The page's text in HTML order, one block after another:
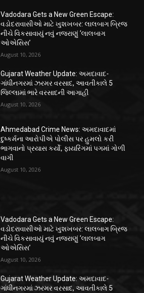
Vadodara Gets a New Green Escape:
વડોદરાવાસીઓ માટે ખુશખબર: લાલબાગ બ્રિજ
નીચે વિકસાવાયું નવું નજરાણું ‘લાલબાગ
ઓએસિસ’
August 10, 2026
Gujarat Weather Update: અમદાવાદ-
ગાંધીનગરમાં ઝરમર વરસાદ, આવતીકાલે 5
જિલ્લામાં ભારે વરસાદની આગાહી
August 10, 2026
Ahmedabad Crime News: અમદાવાદમાં
દુષ્કર્મના આરોપીએ પોલીસ પર હુમલો કરી
ભાગવાનો પ્રયાસ કર્યો, ફાયરિંગમાં પગમાં ગોળી
વાગી
August 10, 2026
Vadodara Gets a New Green Escape:
વડોદરાવાસીઓ માટે ખુશખબર: લાલબાગ બ્રિજ
નીચે વિકસાવાયું નવું નજરાણું ‘લાલબાગ
ઓએસિસ’
August 10, 2026
Gujarat Weather Update: અમદાવાદ-
ગાંધીનગરમાં ઝરમર વરસાદ, આવતીકાલે 5